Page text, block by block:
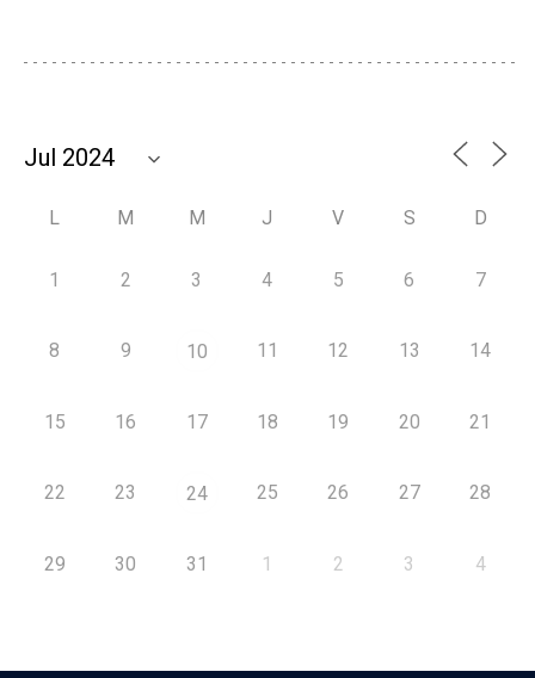
L M M J V S D
1 2 3 4 5 6 7
8 9 10 11 12 13 14
15 16 17 18 19 20 21
22 23 24 25 26 27 28
29 30 31 1 2 3 4